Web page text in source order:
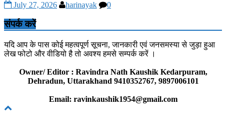
July 27, 2026 harinayak 0
संपर्क करें
यदि आप के पास कोई महत्वपूर्ण सूचना, जानकारी एवं जनसमस्या से जुड़ा हुआ
लेख फोटो और वीडियो है तो अवश्य हमसे सम्पर्क करें ।
Owner/ Editor : Ravindra Nath Kaushik Kedarpuram,
Dehradun, Uttarakhand 9410352767, 9897006101
Email: ravinkaushik1954@gmail.com